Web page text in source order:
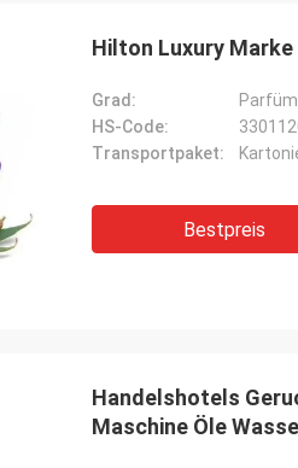
Hilton Luxury
Grad:
HS-Code:
Transportpaket:
Bestpreis
Handelshotels
Maschine Öle